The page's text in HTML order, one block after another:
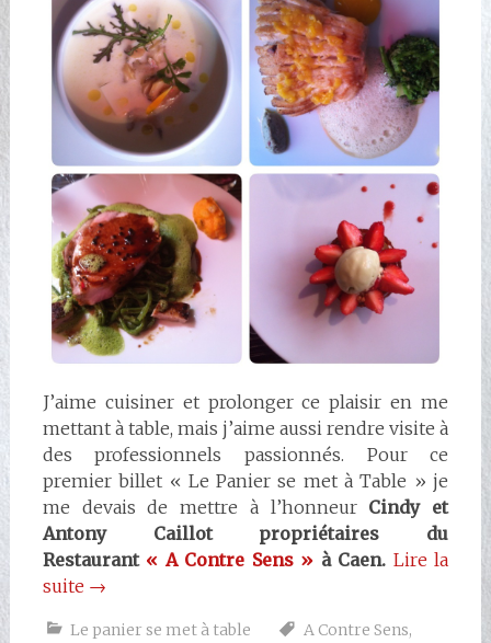
J’aime cuisiner et prolonger ce plaisir en me
mettant à table, mais j’aime aussi rendre visite à
des professionnels passionnés. Pour ce
premier billet « Le Panier se met à Table » je
me devais de mettre à l’honneur Cindy et
Antony Caillot propriétaires du
Restaurant « A Contre Sens » à Caen. Lire la
suite →
Le panier se met à table A Contre Sens,